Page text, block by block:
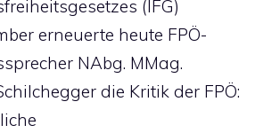
(IFG)
erneuerte heute FPÖ-
NAbg. MMag.
die Kritik der FPÖ: